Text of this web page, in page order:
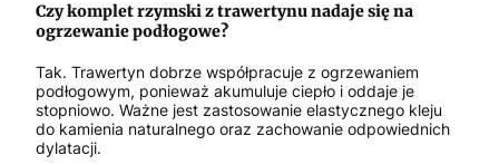
Czy komplet rzymski z trawertynu nadaje się na
ogrzewanie podłogowe?
Tak. Trawertyn dobrze współpracuje z ogrzewaniem
podłogowym, ponieważ akumuluje ciepło i oddaje je
stopniowo. Ważne jest zastosowanie elastycznego kleju
do kamienia naturalnego oraz zachowanie odpowiednich
dylatacji.